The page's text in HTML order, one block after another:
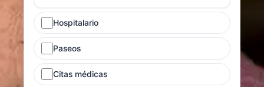
Hospitalario
Paseos
Citas médicas